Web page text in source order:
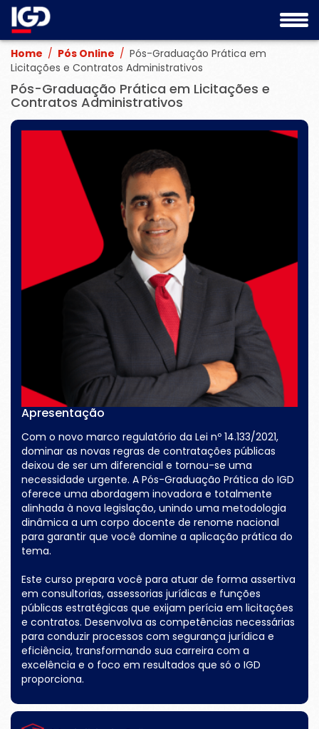
Home / Pós Online / Pós-Graduação Prática em
Licitações e Contratos Administrativos
Pós-Graduação Prática em Licitações e
Contratos Administrativos
Apresentação
Com o novo marco regulatório da Lei nº 14.133/2021,
dominar as novas regras de contratações públicas
deixou de ser um diferencial e tornou-se uma
necessidade urgente. A Pós-Graduação Prática do IGD
oferece uma abordagem inovadora e totalmente
alinhada à nova legislação, unindo uma metodologia
dinâmica a um corpo docente de renome nacional
para garantir que você domine a aplicação prática do
tema.
Este curso prepara você para atuar de forma assertiva
em consultorias, assessorias jurídicas e funções
públicas estratégicas que exijam perícia em licitações
e contratos. Desenvolva as competências necessárias
para conduzir processos com segurança jurídica e
eficiência, transformando sua carreira com a
excelência e o foco em resultados que só o IGD
proporciona.